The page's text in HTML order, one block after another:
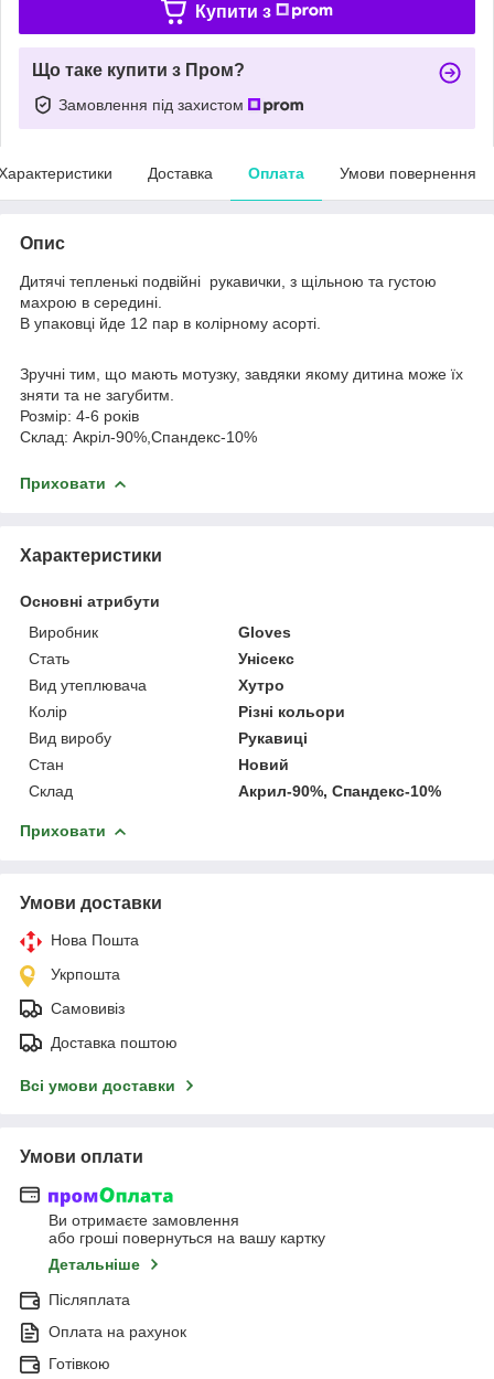
Купити з
Що таке купити з Пром?
Замовлення під захистом
Доставка Оплата Умови повернення
Опис
Дитячі тепленькі подвійні рукавички, з щільною та густою
махрою в середині.
В упаковці йде 12 пар в колірному асорті.
Зручні тим, що мають мотузку, завдяки якому дитина може їх
зняти та не загубитм.
Розмір: 4-6 років
Склад: Акріл-90%,Спандекс-10%
Приховати
Характеристики
Основні атрибути
Виробник
Gloves
Стать
Унісекс
Вид утеплювача
Хутро
Колір
Різні кольори
Вид виробу
Рукавиці
Стан
Новий
Склад
Акрил-90%, Спандекс-10%
Приховати
Умови доставки
Нова Пошта
Укрпошта
Самовивіз
Доставка поштою
Всі умови доставки
Умови оплати
Ви отримаєте замовлення
або гроші повернуться на вашу картку
Детальніше
Післяплата
Оплата на рахунок
Готівкою